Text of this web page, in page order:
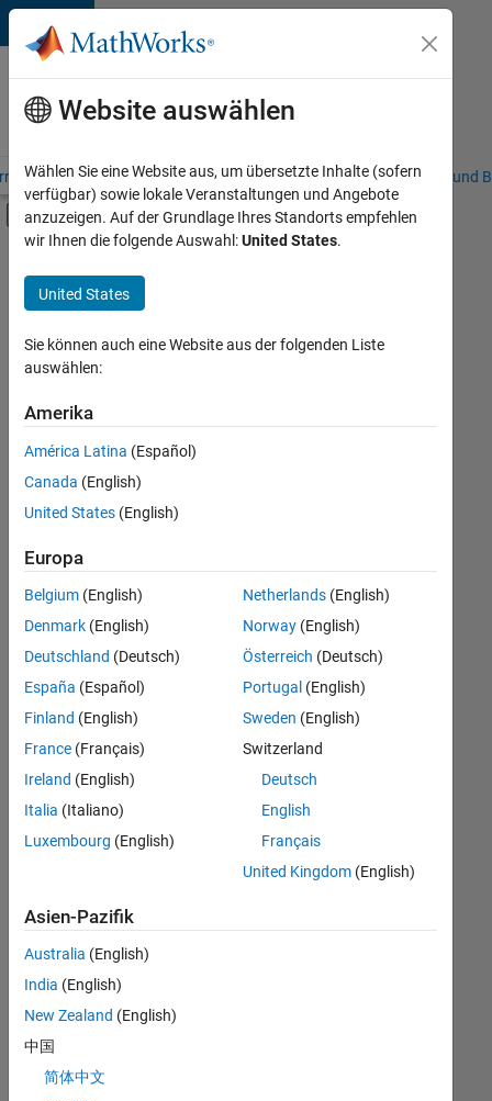
Weiter zum Inhalt
Karriere
bei
MathWorks
– Übersicht Stellensuche Niederlassungen Studierende und
Umschaltung für Off-Canvas-
Hauptinhalt
Information Technology
Infrastructure and Architecture
Release Engineering
Software Process Engineering
Technical Writing
+4
Derzeit
es
keine
offenen
Stellen,
Ihren
Suchkriterien
entsprechen.
können
die
Suchkriterien
weiter
fassen
oder
alle
Stellenangebote
anzeigen .
noch
keine
offenen
Stellen
können,
die
Website auswählen
Wählen Sie eine Website aus, um übersetzte Inhalte (sofern
verfügbar) sowie lokale Veranstaltungen und Angebote
anzuzeigen. Auf der Grundlage Ihres Standorts empfehlen
wir Ihnen die folgende Auswahl:United States.
United States
Sie können auch eine Website aus der folgenden Liste
auswählen:
Amerika
América Latina (Español)
Canada (English)
United States (English)
Europa
Belgium (English)
Denmark (English)
Deutschland (Deutsch)
España (Español)
Finland (English)
France (Français)
Ireland (English)
Italia (Italiano)
Luxembourg (English)
Netherlands(English)
Norway(English)
Österreich (Deutsch)
Portugal (English)
Sweden (English)
Switzerland
Deutsch
English
Français
United Kingdom(English)
Asien-Pazifik
Australia (English)
India (English)
New Zealand (English)
中国
简体中文